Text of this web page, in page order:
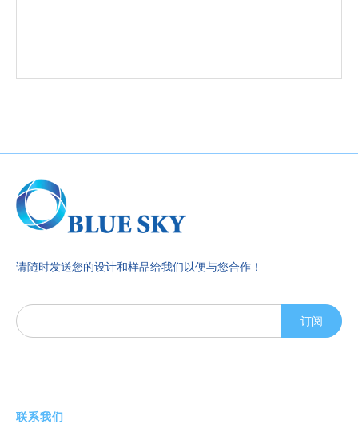
请随时发送您的设计和样品给我们以便与您合作！
订阅
联系我们